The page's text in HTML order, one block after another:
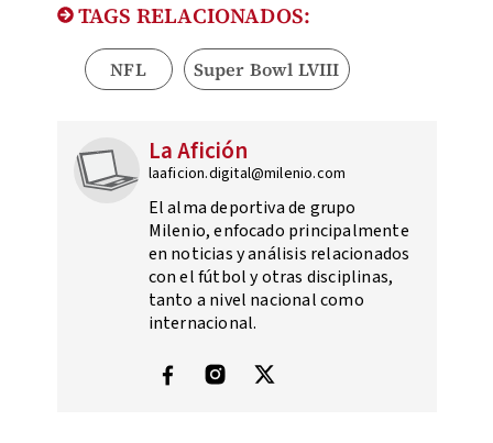
TAGS RELACIONADOS:
NFL Super Bowl LVIII
La Afición
laaficion.digital@milenio.com
El alma deportiva de grupo
Milenio, enfocado principalmente
en noticias y análisis relacionados
con el fútbol y otras disciplinas,
tanto a nivel nacional como
internacional.